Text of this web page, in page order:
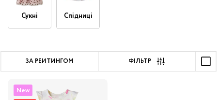
Сукні Спідниці
ЗА РЕЙТИНГОМ ФІЛЬТР
New